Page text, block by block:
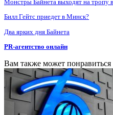
Монстры Байнета выходят на тропу
Билл Гейтс приедет в Минск?
Два ярких дня Байнета
PR-агентство онлайн
Вам также может понравиться